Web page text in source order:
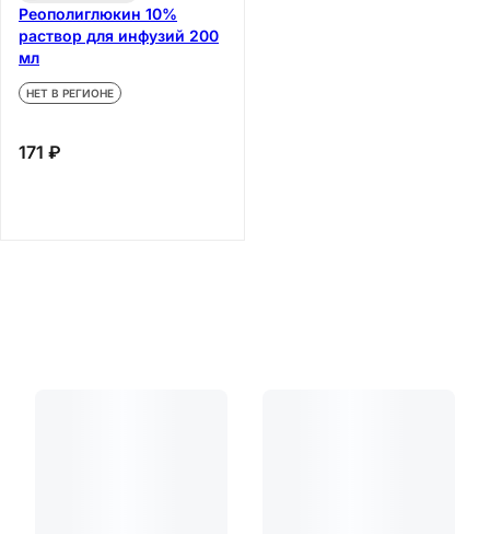
Реополиглюкин 10%
раствор для инфузий 200
мл
НЕТ В РЕГИОНЕ
171 ₽